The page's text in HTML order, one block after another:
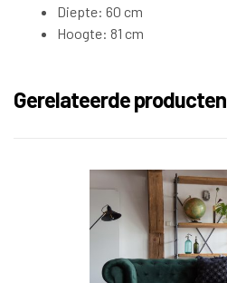
Diepte: 60 cm
Hoogte: 81 cm
Gerelateerde producten